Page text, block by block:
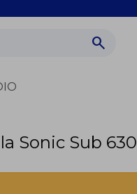
Sonic Sub 630